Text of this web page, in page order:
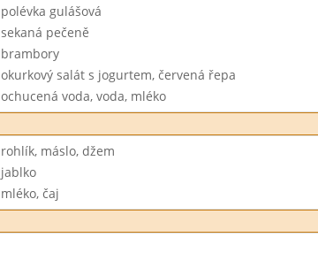
polévka gulášová
sekaná pečeně
brambory
okurkový salát s jogurtem, červená řepa
ochucená voda, voda, mléko
rohlík, máslo, džem
jablko
mléko, čaj